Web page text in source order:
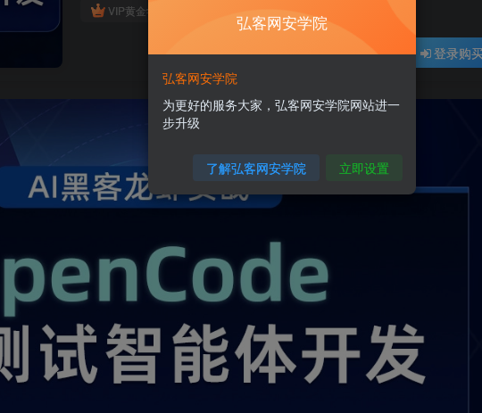
VIP黄金学习卡
登录购
弘客网安学院
弘客网安学院
为更好的服务大家，弘客网安学院网站进一
步升级
了解弘客网安学院 立即设置